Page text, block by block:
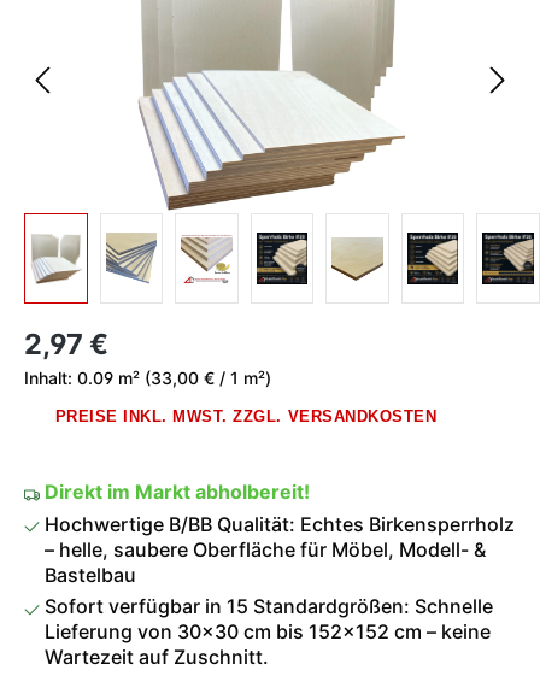
Regulärer Preis:
2,97 €
Inhalt: 0.09 m² (33,00 € / 1 m²)
PREISE INKL. MWST. ZZGL. VERSANDKOSTEN
Direkt im Markt abholbereit!
Hochwertige B/BB Qualität: Echtes Birkensperrholz
– helle, saubere Oberfläche für Möbel, Modell- &
Bastelbau
Sofort verfügbar in 15 Standardgrößen: Schnelle
Lieferung von 30×30 cm bis 152×152 cm – keine
Wartezeit auf Zuschnitt.